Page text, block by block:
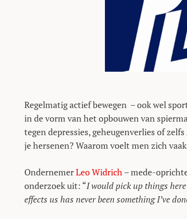
Regelmatig actief bewegen – ook wel
in de vorm van het opbouwen van
tegen depressies, geheugenverlies of
je hersenen? Waarom voelt men zich
OndernemerLeo Widrich – mede-
onderzoek uit: “I would pick up things
effects us has never been something I’ve